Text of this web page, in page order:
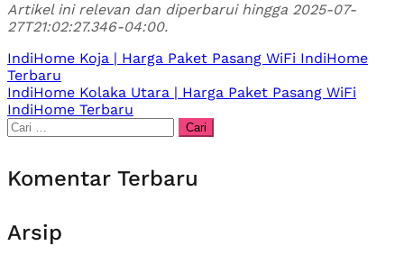
Artikel ini relevan dan diperbarui hingga 2025-07-
27T21:02:27.346-04:00.
Navigasi
pos
IndiHome Koja | Harga Paket Pasang WiFi IndiHome
Terbaru
IndiHome Kolaka Utara | Harga Paket Pasang WiFi
IndiHome Terbaru
Cari
Komentar Terbaru
Arsip